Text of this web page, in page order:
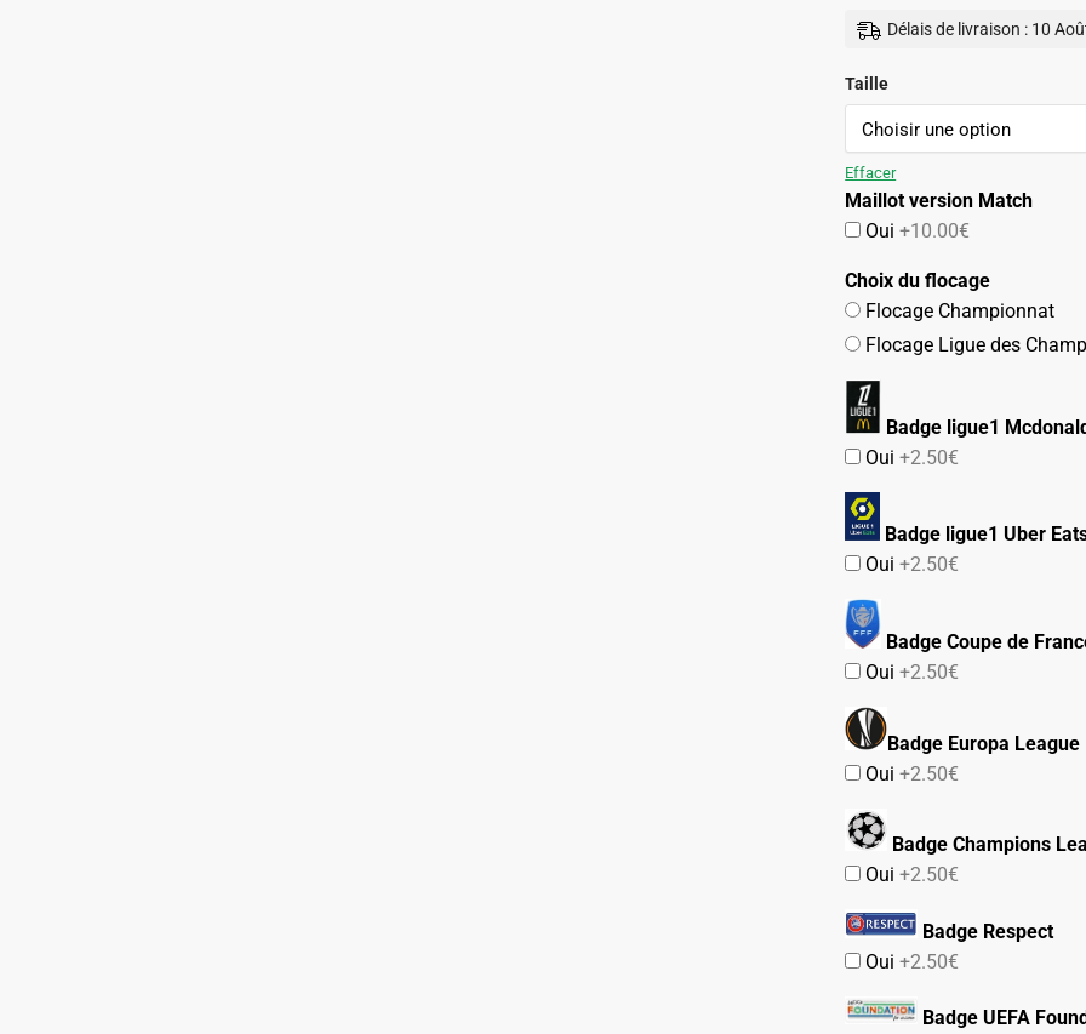
prix
109.90€.54.90€.
Délais de livraison : 10
Taille
Effacer
Maillot version Match
Oui+10.00€
Choix du flocage
Flocage Championnat
Flocage Ligue des
Badge ligue1
Oui+2.50€
Badge ligue1 Uber
Oui+2.50€
Badge Coupe de
Oui+2.50€
Badge Europa League
Oui+2.50€
Badge Champions
Oui+2.50€
Badge Respect
Oui+2.50€
Badge UEFA